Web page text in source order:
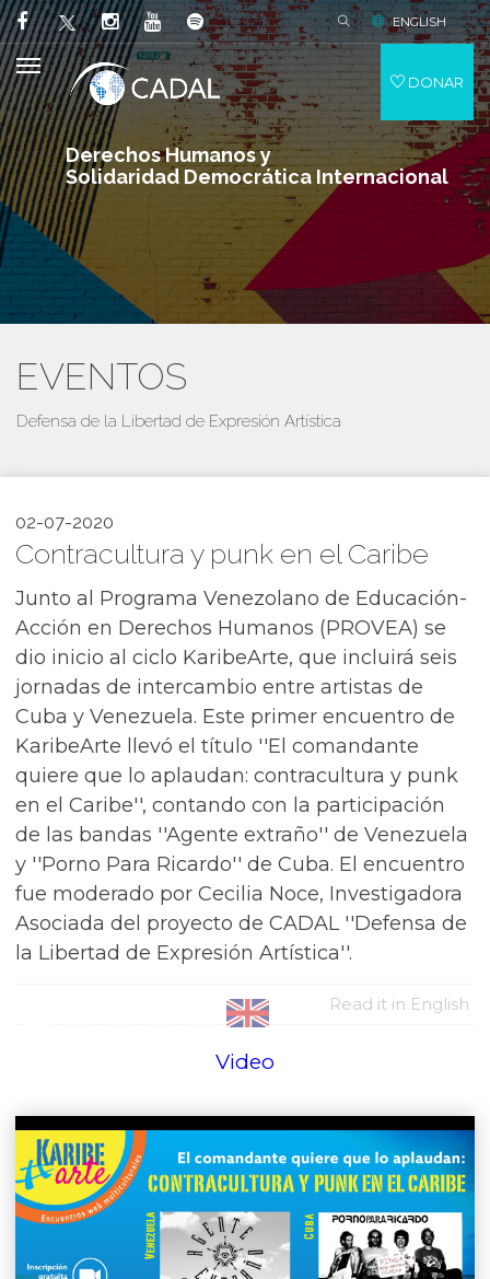
Derechos Humanos y
Solidaridad Democrática Internacional
ENGLISH
DONAR
EVENTOS
Defensa de la Libertad de Expresión Artística
02-07-2020
Contracultura y punk en el Caribe
Junto al Programa Venezolano de Educación-
Acción en Derechos Humanos (PROVEA) se
dio inicio al ciclo KaribeArte, que incluirá seis
jornadas de intercambio entre artistas de
Cuba y Venezuela. Este primer encuentro de
KaribeArte llevó el título ''El comandante
quiere que lo aplaudan: contracultura y punk
en el Caribe'', contando con la participación
de las bandas ''Agente extraño'' de Venezuela
y ''Porno Para Ricardo'' de Cuba. El encuentro
fue moderado por Cecilia Noce, Investigadora
Asociada del proyecto de CADAL ''Defensa de
la Libertad de Expresión Artística''.
Read it in English
Video